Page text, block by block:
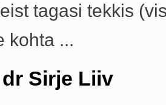
tagasi tekkis
kohta ...
Sirje Liiv